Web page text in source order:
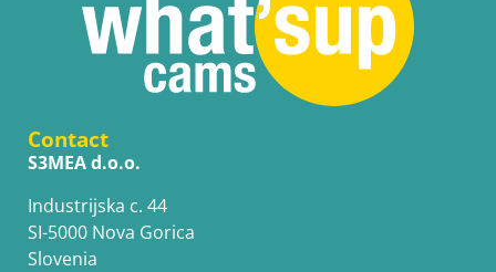
Contact
S3MEA d.o.o.
Industrijska c. 44
SI-5000 Nova Gorica
Slovenia